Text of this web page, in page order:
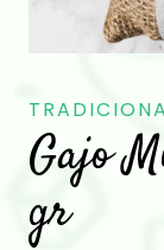
Gajo
gr